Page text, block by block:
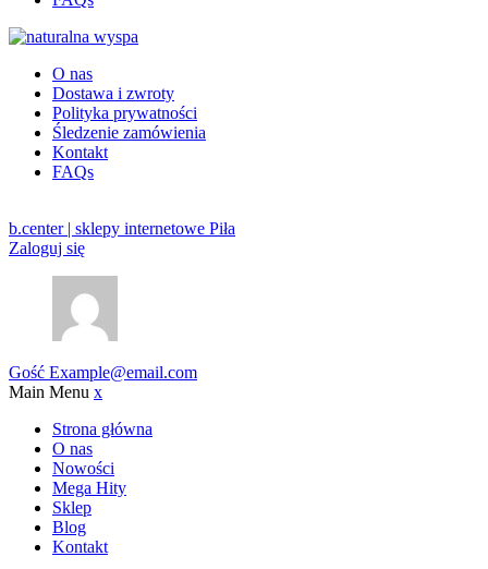
O nas
Dostawa i zwroty
Polityka prywatności
Śledzenie zamówienia
Kontakt
FAQs
b.center | sklepy internetowe Piła
Zaloguj się
Gość Example@email.com
Main Menu x
Strona główna
O nas
Nowości
Mega Hity
Sklep
Blog
Kontakt